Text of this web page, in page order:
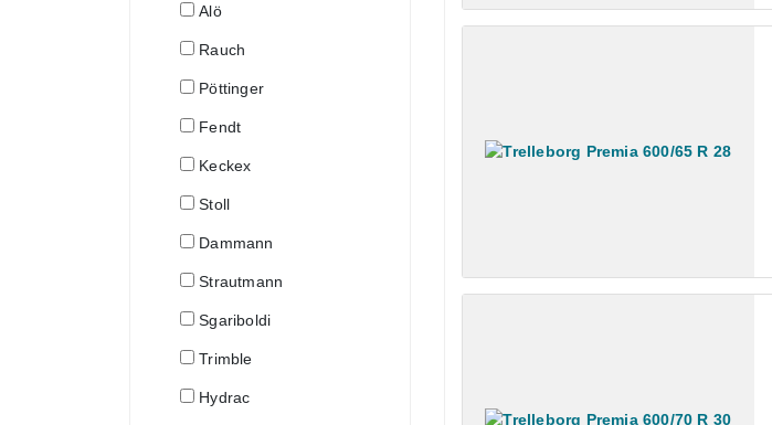
Alö
Rauch
Pöttinger
Fendt
Keckex
Stoll
Dammann
Strautmann
Sgariboldi
Trimble
Hydrac